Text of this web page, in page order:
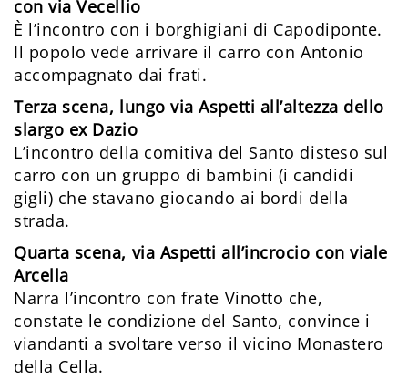
con via Vecellio
È l’incontro con i borghigiani di Capodiponte.
Il popolo vede arrivare il carro con Antonio
accompagnato dai frati.
Terza scena, lungo via Aspetti all’altezza dello
slargo ex Dazio
L’incontro della comitiva del Santo disteso sul
carro con un gruppo di bambini (i candidi
gigli) che stavano giocando ai bordi della
strada.
Quarta scena, via Aspetti all’incrocio con viale
Arcella
Narra l’incontro con frate Vinotto che,
constate le condizione del Santo, convince i
viandanti a svoltare verso il vicino Monastero
della Cella.